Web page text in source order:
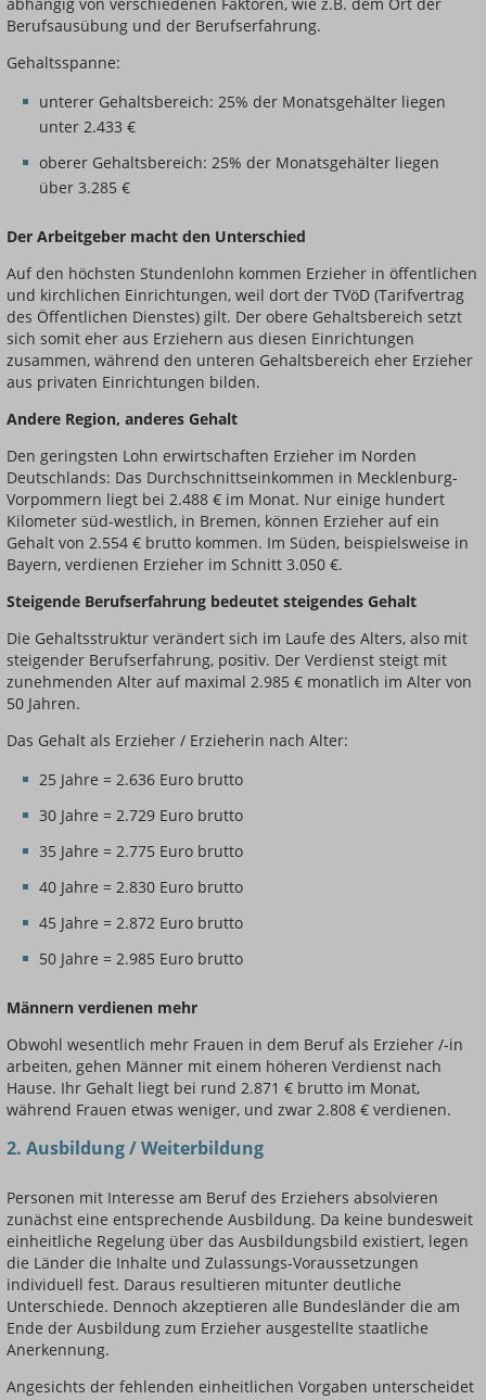
Berufsausübung und der Berufserfahrung.
Gehaltsspanne:
unterer Gehaltsbereich: 25% der Monatsgehälter liegen
unter 2.433 €
oberer Gehaltsbereich: 25% der Monatsgehälter liegen
über 3.285 €
Der Arbeitgeber macht den Unterschied
Auf den höchsten Stundenlohn kommen Erzieher in öffentlichen
und kirchlichen Einrichtungen, weil dort der TVöD (Tarifvertrag
des Öffentlichen Dienstes) gilt. Der obere Gehaltsbereich setzt
sich somit eher aus Erziehern aus diesen Einrichtungen
zusammen, während den unteren Gehaltsbereich eher Erzieher
aus privaten Einrichtungen bilden.
Andere Region, anderes Gehalt
Den geringsten Lohn erwirtschaften Erzieher im Norden
Deutschlands: Das Durchschnittseinkommen in Mecklenburg-
Vorpommern liegt bei 2.488 € im Monat. Nur einige hundert
Kilometer süd-westlich, in Bremen, können Erzieher auf ein
Gehalt von 2.554 € brutto kommen. Im Süden, beispielsweise in
Bayern, verdienen Erzieher im Schnitt 3.050 €.
Steigende Berufserfahrung bedeutet steigendes Gehalt
Die Gehaltsstruktur verändert sich im Laufe des Alters, also mit
steigender Berufserfahrung, positiv. Der Verdienst steigt mit
zunehmenden Alter auf maximal 2.985 € monatlich im Alter von
50 Jahren.
Das Gehalt als Erzieher / Erzieherin nach Alter:
25 Jahre = 2.636 Euro brutto
30 Jahre = 2.729 Euro brutto
35 Jahre = 2.775 Euro brutto
40 Jahre = 2.830 Euro brutto
45 Jahre = 2.872 Euro brutto
50 Jahre = 2.985 Euro brutto
Männern verdienen mehr
Obwohl wesentlich mehr Frauen in dem Beruf als Erzieher /-in
arbeiten, gehen Männer mit einem höheren Verdienst nach
Hause. Ihr Gehalt liegt bei rund 2.871 € brutto im Monat,
während Frauen etwas weniger, und zwar 2.808 € verdienen.
2. Ausbildung / Weiterbildung
Personen mit Interesse am Beruf des Erziehers absolvieren
zunächst eine entsprechende Ausbildung. Da keine bundesweit
einheitliche Regelung über das Ausbildungsbild existiert, legen
die Länder die Inhalte und Zulassungs-Voraussetzungen
individuell fest. Daraus resultieren mitunter deutliche
Unterschiede. Dennoch akzeptieren alle Bundesländer die am
Ende der Ausbildung zum Erzieher ausgestellte staatliche
Anerkennung.
Angesichts der fehlenden einheitlichen Vorgaben unterscheidet